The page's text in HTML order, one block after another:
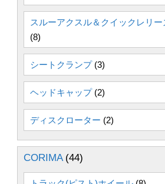
スルーアクスル＆クイックレリー
(8)
シートクランプ(3)
ヘッドキャップ(2)
ディスクローター (2)
CORIMA(44)